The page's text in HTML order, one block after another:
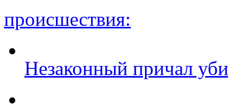
происшествия:
Незаконный причал